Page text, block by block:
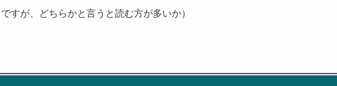
すが、どちらかと言うと読む方が多いか）